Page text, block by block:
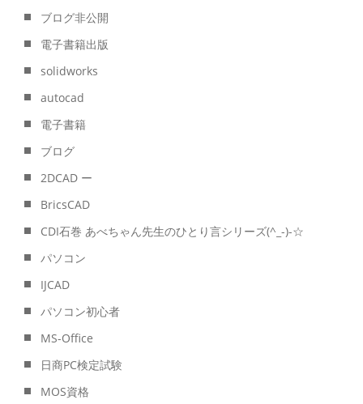
ブログ非公開
電子書籍出版
solidworks
autocad
電子書籍
ブログ
2DCAD ー
BricsCAD
CDI石巻 あべちゃん先生のひとり言シリーズ(^_-)-☆
パソコン
IJCAD
パソコン初心者
MS-Office
日商PC検定試験
MOS資格